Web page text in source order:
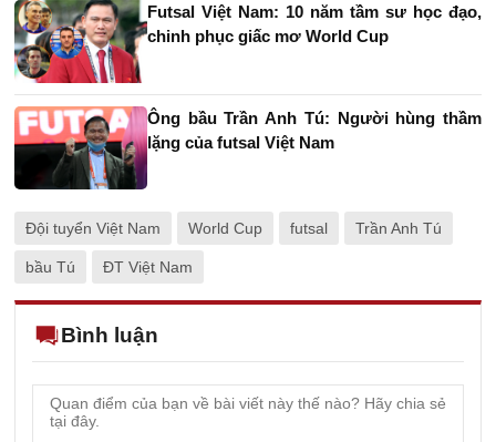
Futsal Việt Nam: 10 năm tầm sư học đạo,
chinh phục giấc mơ World Cup
Ông bầu Trần Anh Tú: Người hùng thầm
lặng của futsal Việt Nam
Đội tuyển Việt Nam World Cup futsal Trần Anh Tú
bầu Tú ĐT Việt Nam
Bình luận